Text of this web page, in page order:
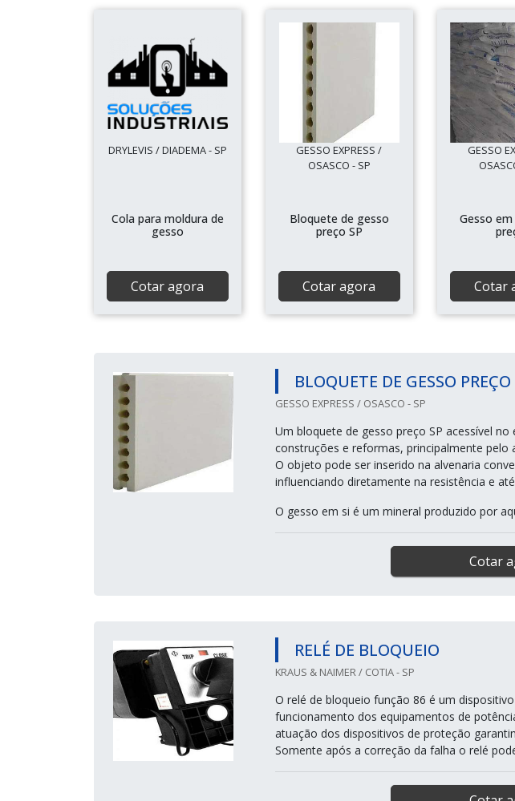
DRYLEVIS / DIADEMA - SP
Cola para moldura de
gesso
Cotar agora
GESSO EXPRESS /
OSASCO - SP
Bloquete de gesso
preço SP
Cotar agora
GESSO
Gesso
Cotar
BLOQUETE DE GESSO PREÇO
GESSO EXPRESS / OSASCO - SP
Um bloquete de gesso preço SP acessível
construções e reformas, principalmente
O objeto pode ser inserido na alvenaria
influenciando diretamente na resistência e
O gesso em si é um mineral produzido por
Cotar
RELÉ DE BLOQUEIO
KRAUS & NAIMER / COTIA - SP
O relé de bloqueio função 86 é um
funcionamento dos equipamentos de
atuação dos dispositivos de proteção
Somente após a correção da falha o relé